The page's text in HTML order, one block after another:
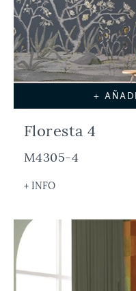
+
Floresta 4
M4305-4
+ INFO